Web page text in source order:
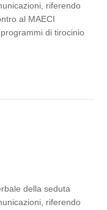
riferendo
al MAECI
di tirocinio
della seduta
riferendo